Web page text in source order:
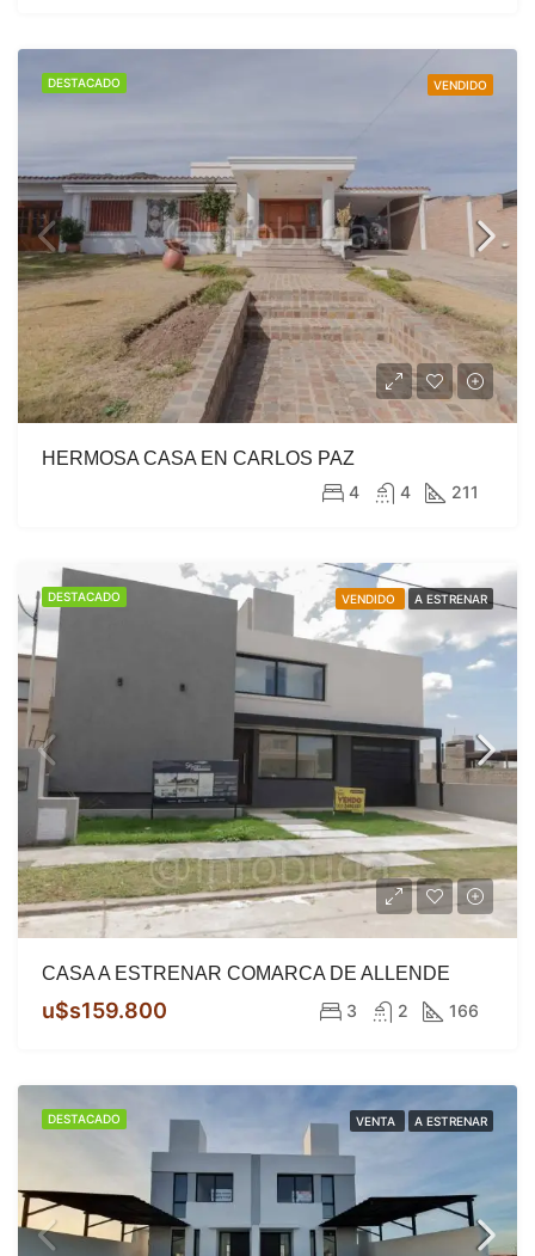
DESTACADO VENDIDO
HERMOSA CASA EN CARLOS PAZ
4
4 211
DESTACADO VENDIDO A ESTRENAR
CASA A ESTRENAR COMARCA DE ALLENDE
u$s159.800 3 2 166
DESTACADO VENTA A ESTRENAR